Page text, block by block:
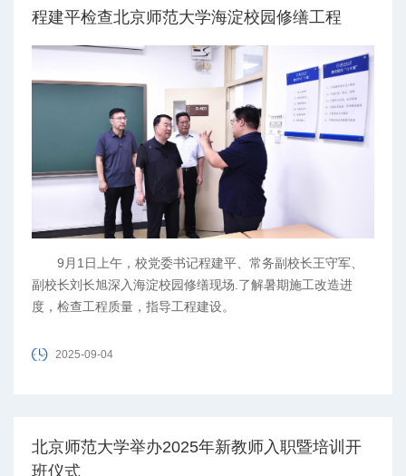
程建平检查北京师范大学海淀校园修缮工程
9月1日上午，校党委书记程建平、常务副校长王守军、
副校长刘长旭深入海淀校园修缮现场.了解暑期施工改造进
度，检查工程质量，指导工程建设。
2025-09-04
北京师范大学举办2025年新教师入职暨培训开
班仪式